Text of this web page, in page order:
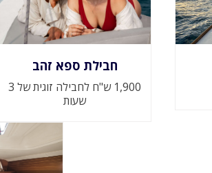
חבילת ספא זהב
1,900 ש"ח לחבילה זוגית של 3
שעות